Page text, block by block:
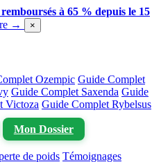
à 65 % depuis le 15
→ ×
Ozempic Guide Complet
Guide Complet Saxenda Guide
Victoza Guide Complet Rybelsus
Mon Dossier
de poids Témoignages